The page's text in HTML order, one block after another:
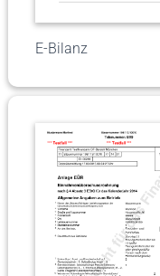
E-Bilanz